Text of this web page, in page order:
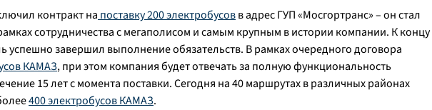
контракт на поставку 200 электробусовв адрес ГУП «Мосгортранс» – он стал
сотрудничества с мегаполисом и самым крупным в истории компании. К концу
успешно завершил выполнение обязательств. В рамках очередного договора
КАМАЗ, при этом компания будет отвечать за полную функциональность
15 лет с момента поставки. Сегодня на 40 маршрутах в различных районах
400 электробусов КАМАЗ.